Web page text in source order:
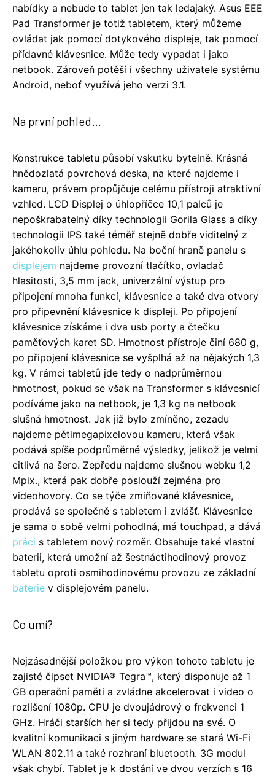
nabídky a nebude to tablet jen tak ledajaký. Asus EEE
Pad Transformer je totiž tabletem, který můžeme
ovládat jak pomocí dotykového displeje, tak pomocí
přídavné klávesnice. Může tedy vypadat i jako
netbook. Zároveň potěší i všechny uživatele systému
Android, neboť využívá jeho verzi 3.1.
Na první pohled…
Konstrukce tabletu působí vskutku bytelně. Krásná
hnědozlatá povrchová deska, na které najdeme i
kameru, právem propůjčuje celému přístroji atraktivní
vzhled. LCD Displej o úhlopříčce 10,1 palců je
nepoškrabatelný díky technologii Gorila Glass a díky
technologii IPS také téměř stejně dobře viditelný z
jakéhokoliv úhlu pohledu. Na boční hraně panelu s
displejem najdeme provozní tlačítko, ovladač
hlasitosti, 3,5 mm jack, univerzální výstup pro
připojení mnoha funkcí, klávesnice a také dva otvory
pro připevnění klávesnice k displeji. Po připojení
klávesnice získáme i dva usb porty a čtečku
paměťových karet SD. Hmotnost přístroje činí 680 g,
po připojení klávesnice se vyšplhá až na nějakých 1,3
kg. V rámci tabletů jde tedy o nadprůměrnou
hmotnost, pokud se však na Transformer s klávesnicí
podíváme jako na netbook, je 1,3 kg na netbook
slušná hmotnost. Jak již bylo zmíněno, zezadu
najdeme pětimegapixelovou kameru, která však
podává spíše podprůměrné výsledky, jelikož je velmi
citlivá na šero. Zepředu najdeme slušnou webku 1,2
Mpix., která pak dobře poslouží zejména pro
videohovory. Co se týče zmiňované klávesnice,
prodává se společně s tabletem i zvlášť. Klávesnice
je sama o sobě velmi pohodlná, má touchpad, a dává
práci s tabletem nový rozměr. Obsahuje také vlastní
baterii, která umožní až šestnáctihodinový provoz
tabletu oproti osmihodinovému provozu ze základní
baterie v displejovém panelu.
Co umí?
Nejzásadnější položkou pro výkon tohoto tabletu je
zajisté čipset NVIDIA® Tegra™, který disponuje až 1
GB operační paměti a zvládne akcelerovat i video o
rozlišení 1080p. CPU je dvoujádrový o frekvenci 1
GHz. Hráči starších her si tedy přijdou na své. O
kvalitní komunikaci s jiným hardware se stará Wi-Fi
WLAN 802.11 a také rozhraní bluetooth. 3G modul
však chybí. Tablet je k dostání ve dvou verzích s 16